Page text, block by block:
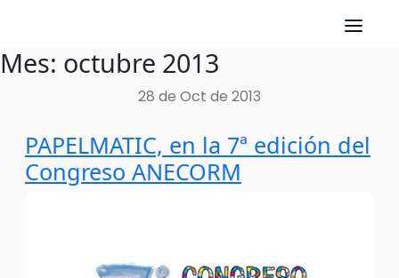
Skip
to
Mes: octubre 2013
28 de Oct de 2013
PAPELMATIC, en la 7ª edición del
Congreso ANECORM